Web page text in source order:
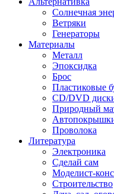
Солнечная
Ветряки
Генераторы
Материалы
Металл
Эпоксидка
Брос
Пластиковые
CD/DVD
Природный
Проволока
Литература
Электроника
Сделай сам
Моделист-
Строительство